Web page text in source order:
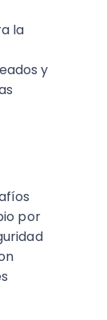
la
y
por